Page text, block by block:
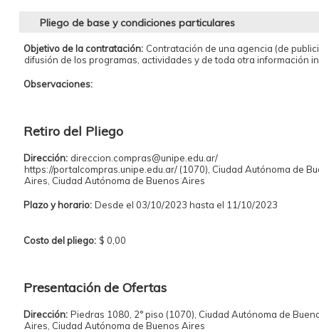
Pliego de base y condiciones particulares
Objetivo de la contratación: Contratación de una agencia (de
difusión de los programas, actividades y de toda otra información
Observaciones:
Retiro del Pliego
Dirección: direccion.compras@unipe.edu.ar/
https://portalcompras.unipe.edu.ar/ (1070), Ciudad Autónoma de
Aires, Ciudad Autónoma de Buenos Aires
Plazo y horario: Desde el 03/10/2023 hasta el 11/10/2023
Costo del pliego: $ 0,00
Presentación de Ofertas
Dirección: Piedras 1080, 2° piso (1070), Ciudad Autónoma de
Aires, Ciudad Autónoma de Buenos Aires